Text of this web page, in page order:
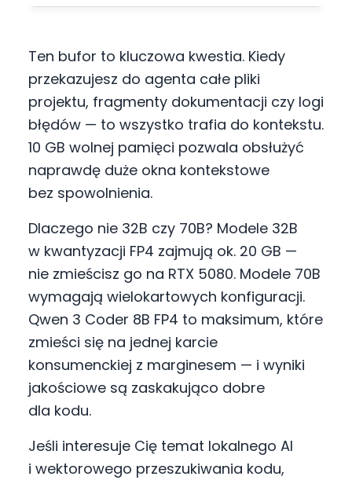
Ten bufor to kluczowa kwestia. Kiedy
przekazujesz do agenta całe pliki
projektu, fragmenty dokumentacji czy logi
błędów — to wszystko trafia do kontekstu.
10 GB wolnej pamięci pozwala obsłużyć
naprawdę duże okna kontekstowe
bez spowolnienia.
Dlaczego nie 32B czy 70B? Modele 32B
w kwantyzacji FP4 zajmują ok. 20 GB —
nie zmieścisz go na RTX 5080. Modele 70B
wymagają wielokartowych konfiguracji.
Qwen 3 Coder 8B FP4 to maksimum, które
zmieści się na jednej karcie
konsumenckiej z marginesem — i wyniki
jakościowe są zaskakująco dobre
dla kodu.
Jeśli interesuje Cię temat lokalnego AI
i wektorowego przeszukiwania kodu,